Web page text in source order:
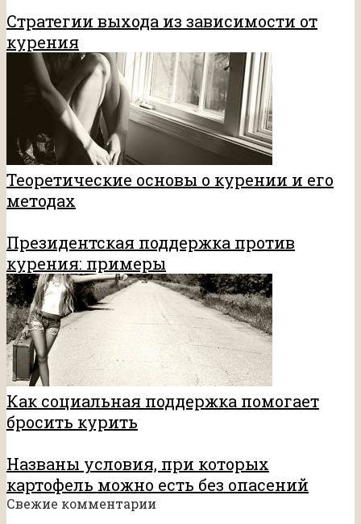
Стратегии выхода из зависимости от
курения
Теоретические основы о курении и его
методах
Президентская поддержка против
курения: примеры
Как социальная поддержка помогает
бросить курить
Названы условия, при которых
картофель можно есть без опасений
Свежие комментарии